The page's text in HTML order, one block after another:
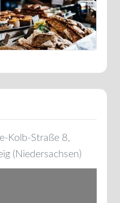
Kolb-Straße 8,
( Niedersachsen)